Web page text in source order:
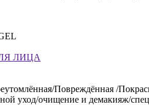
ЛИЦА
Повреждённая /
уход/очищение и демакияж/